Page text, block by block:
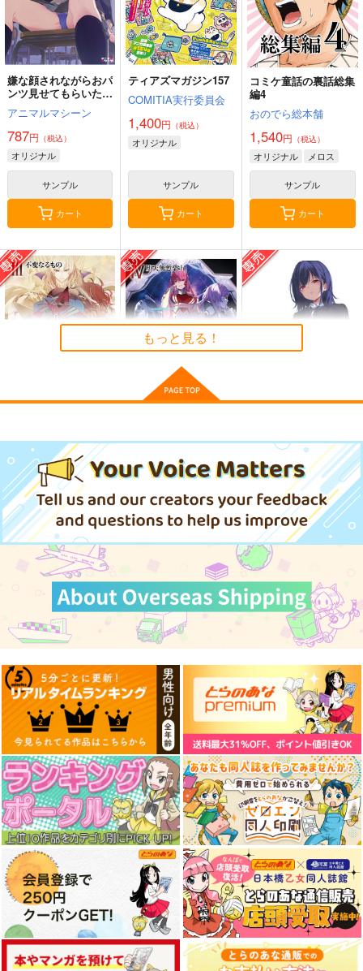
嫌な顔されながらおパ
ンツ見せてもらいたい
本14
アニマルマシーン
787円 （税込）
オリジナル
サンプル
カート
ティアズマガジン157
COMITIA実行委員会
1,400円 （税込）
オリジナル
サンプル
カート
コミケ童話の裏話総集
編4
おのでら総本舗
1,540円 （税込）
オリジナル メロス
サンプル
カート
神座万象・第十四機
関
専売 2,178 円（税込）
オリジナル
サンプル
カート
関
3,144
オリジナル
≫B2タペストリー
【サークル：アニマル
マシーン】
アニマルマシーン
2,750 （税込）
オリジナル
サンプル
黒白のアヴェスター 2
神座万象・第十四機
関
専売 2,178円（税込）
オリジナル
サンプル
カート
通勤道中であの娘がぱ
んつを見せてくる本
13
嘘つき屋
662円（税込）
オリジナル
サンプル
カート
まぐ太ノート16冊
目 The Bunny's Tail 2
C-ARTS
1,430円（税込）
オリジナル
サンプル
カート
もっと見る！